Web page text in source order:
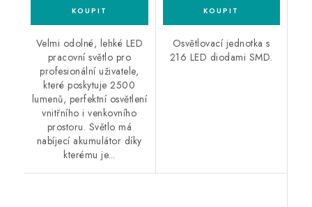
Velmi odolné, lehké LED
pracovní světlo pro
profesionální uživatele,
které poskytuje 2500
lumenů, perfektní osvětlení
vnitřního i venkovního
prostoru. Světlo má
nabíjecí akumulátor díky
kterému je...
Osvětlovací jednotka s
216 LED diodami SMD.